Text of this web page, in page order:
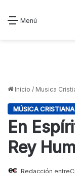
Menú
Inicio / Musica
MÚSICA CRISTIANA
En
Rey
Redacción